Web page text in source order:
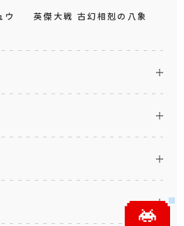
ウ
英傑大戦 古幻相剋の八象